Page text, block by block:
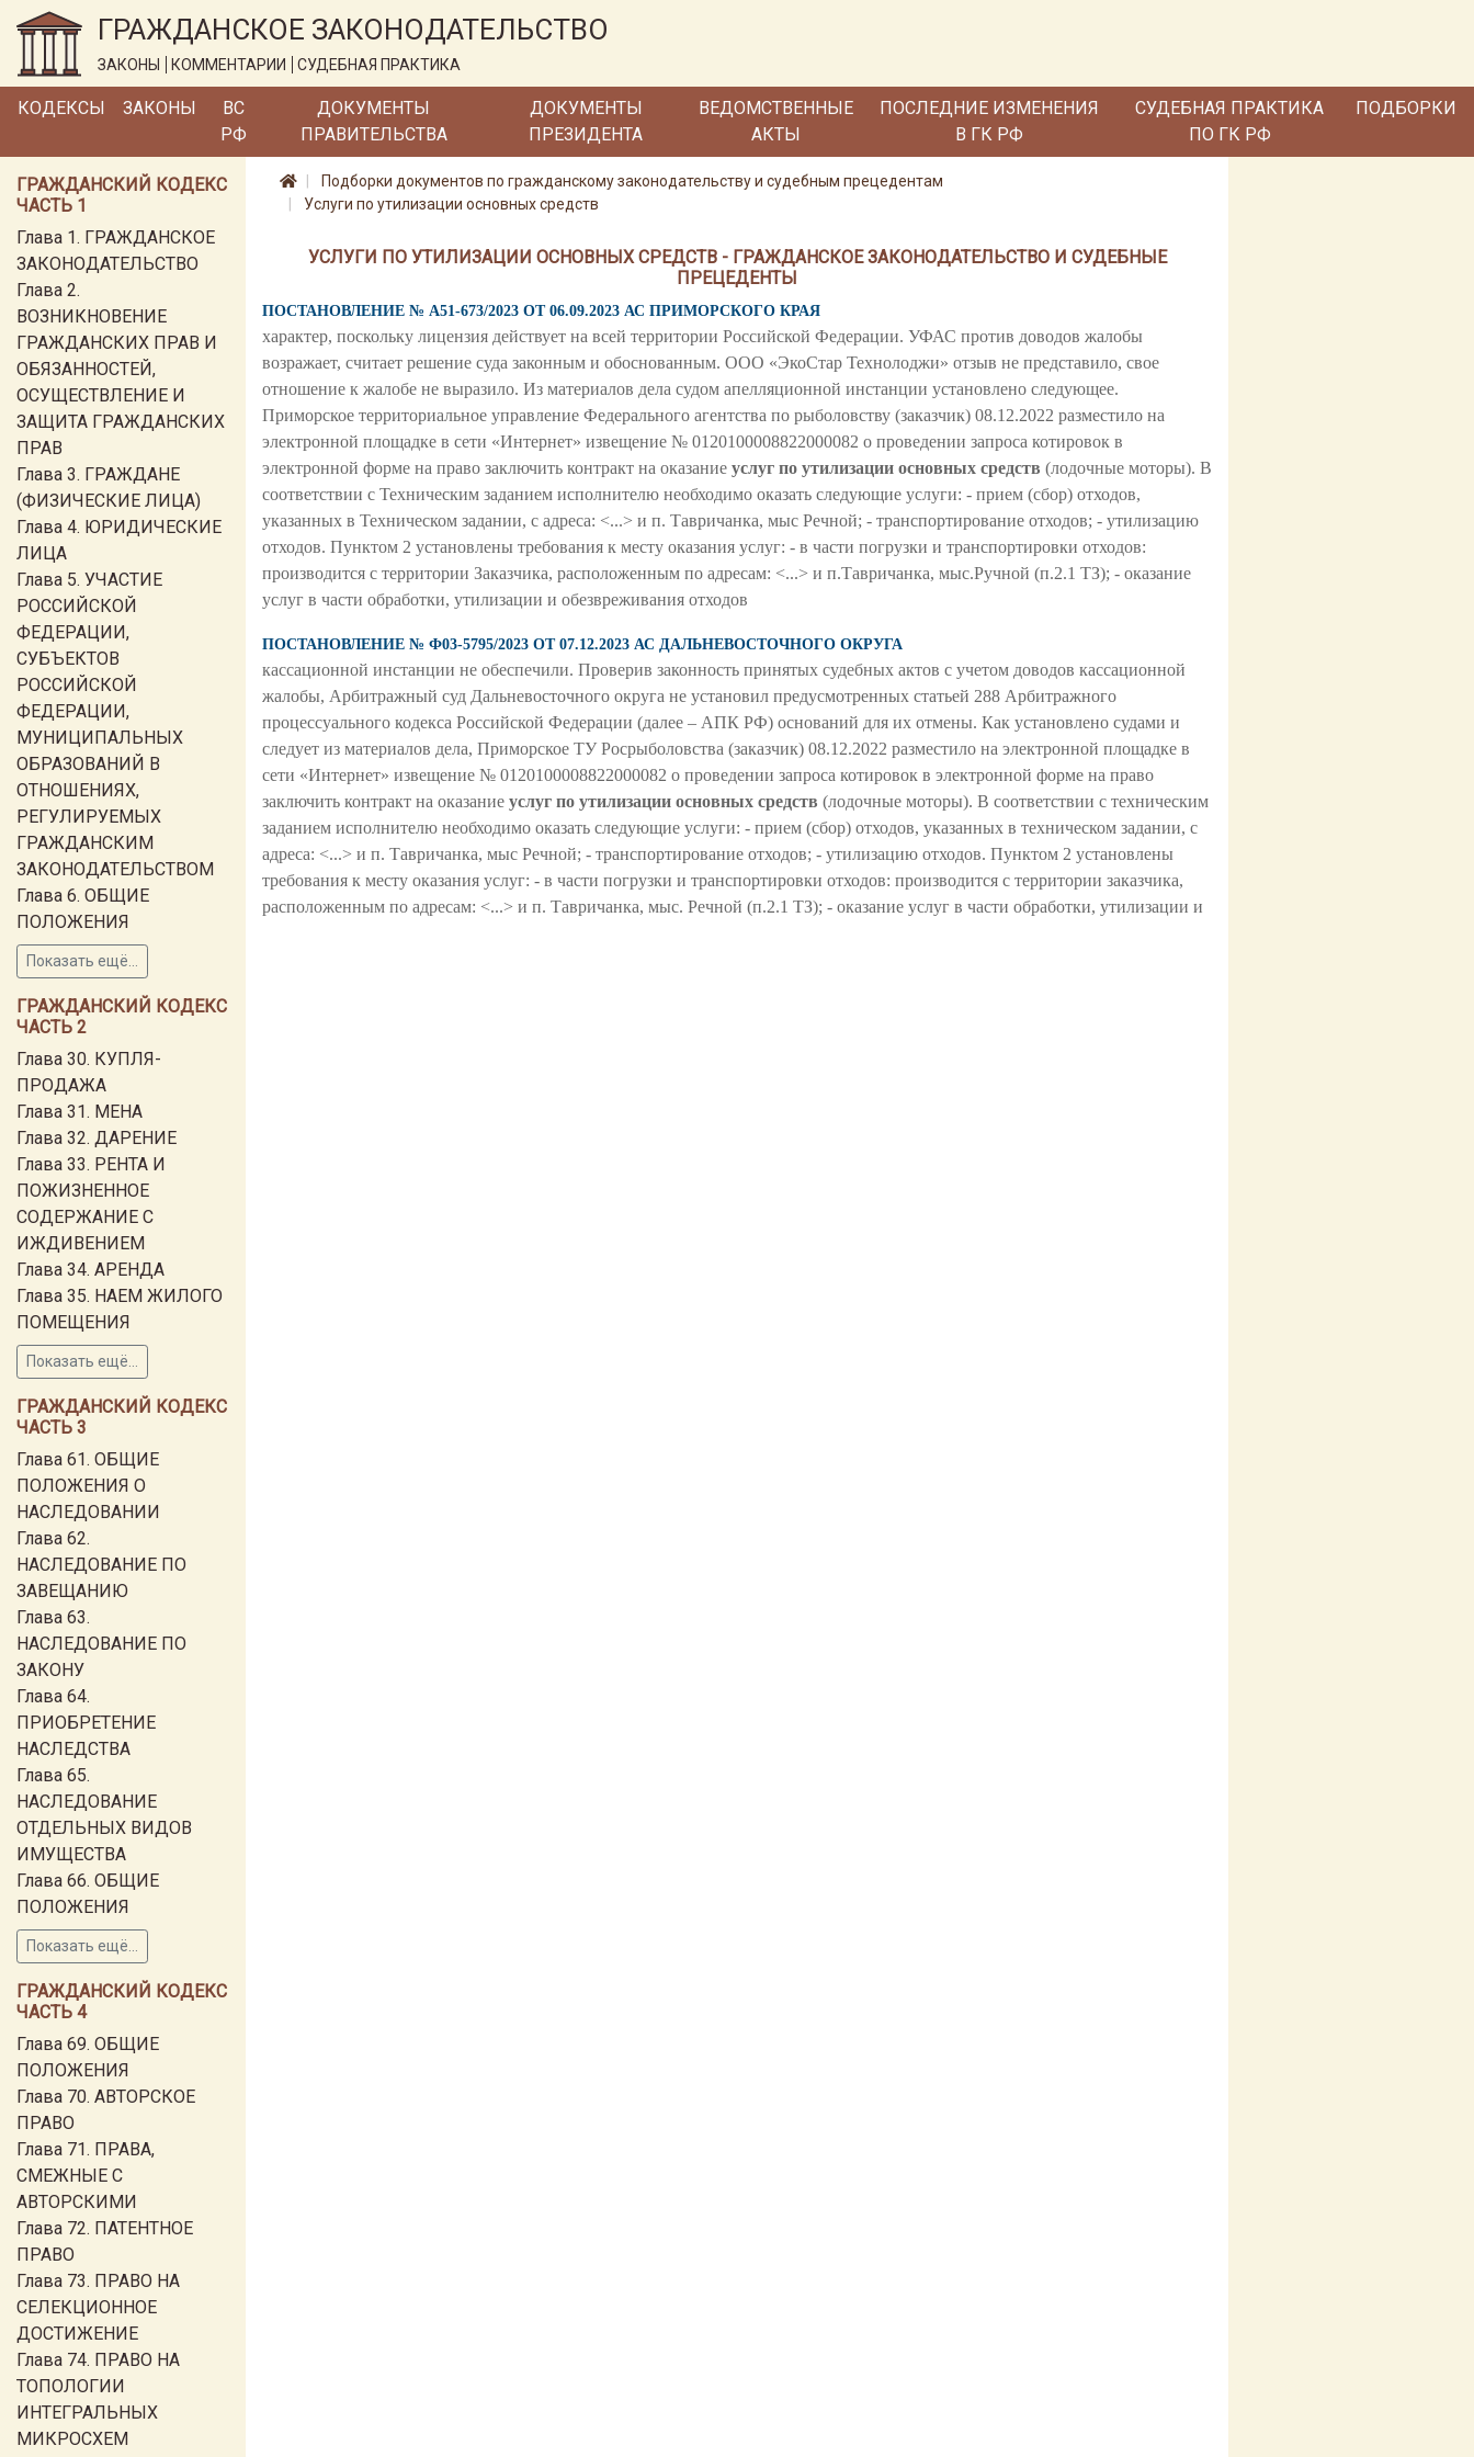
ГРАЖДАНСКОЕ ЗАКОНОДАТЕЛЬСТВО
ЗАКОНЫ КОММЕНТАРИИ СУДЕБНАЯ ПРАКТИКА
КОДЕКСЫ ЗАКОНЫ
ВС
РФ
ДОКУМЕНТЫ
ПРАВИТЕЛЬСТВА
ДОКУМЕНТЫ
ПРЕЗИДЕНТА
ВЕДОМСТВЕННЫЕ
АКТЫ
ПОСЛЕДНИЕ ИЗМЕНЕНИЯ
В ГК РФ
СУДЕБНАЯ ПРАКТИКА
ПО ГК РФ
ПОДБОРКИ
ГРАЖДАНСКИЙ КОДЕКС
ЧАСТЬ 1
Глава 1. ГРАЖДАНСКОЕ
ЗАКОНОДАТЕЛЬСТВО
Глава 2.
ВОЗНИКНОВЕНИЕ
ГРАЖДАНСКИХ ПРАВ И
ОБЯЗАННОСТЕЙ,
ОСУЩЕСТВЛЕНИЕ И
ЗАЩИТА ГРАЖДАНСКИХ
ПРАВ
Глава 3. ГРАЖДАНЕ
(ФИЗИЧЕСКИЕ ЛИЦА)
Глава 4. ЮРИДИЧЕСКИЕ
ЛИЦА
Глава 5. УЧАСТИЕ
РОССИЙСКОЙ
ФЕДЕРАЦИИ,
СУБЪЕКТОВ
РОССИЙСКОЙ
ФЕДЕРАЦИИ,
МУНИЦИПАЛЬНЫХ
ОБРАЗОВАНИЙ В
ОТНОШЕНИЯХ,
РЕГУЛИРУЕМЫХ
ГРАЖДАНСКИМ
ЗАКОНОДАТЕЛЬСТВОМ
Глава 6. ОБЩИЕ
ПОЛОЖЕНИЯ
Показать ещё...
ГРАЖДАНСКИЙ КОДЕКС
ЧАСТЬ 2
Глава 30. КУПЛЯ-
ПРОДАЖА
Глава 31. МЕНА
Глава 32. ДАРЕНИЕ
Глава 33. РЕНТА И
ПОЖИЗНЕННОЕ
СОДЕРЖАНИЕ С
ИЖДИВЕНИЕМ
Глава 34. АРЕНДА
Глава 35. НАЕМ ЖИЛОГО
ПОМЕЩЕНИЯ
Показать ещё...
ГРАЖДАНСКИЙ КОДЕКС
ЧАСТЬ 3
Глава 61. ОБЩИЕ
ПОЛОЖЕНИЯ О
НАСЛЕДОВАНИИ
Глава 62.
НАСЛЕДОВАНИЕ ПО
ЗАВЕЩАНИЮ
Глава 63.
НАСЛЕДОВАНИЕ ПО
ЗАКОНУ
Глава 64.
ПРИОБРЕТЕНИЕ
НАСЛЕДСТВА
Глава 65.
НАСЛЕДОВАНИЕ
ОТДЕЛЬНЫХ ВИДОВ
ИМУЩЕСТВА
Глава 66. ОБЩИЕ
ПОЛОЖЕНИЯ
Показать ещё...
ГРАЖДАНСКИЙ КОДЕКС
ЧАСТЬ 4
Глава 69. ОБЩИЕ
ПОЛОЖЕНИЯ
Глава 70. АВТОРСКОЕ
ПРАВО
Глава 71. ПРАВА,
СМЕЖНЫЕ С
АВТОРСКИМИ
Глава 72. ПАТЕНТНОЕ
ПРАВО
Глава 73. ПРАВО НА
СЕЛЕКЦИОННОЕ
ДОСТИЖЕНИЕ
Глава 74. ПРАВО НА
ТОПОЛОГИИ
ИНТЕГРАЛЬНЫХ
МИКРОСХЕМ
Подборки документов по гражданскому законодательству и судебным прецедентам
Услуги по утилизации основных средств
УСЛУГИ ПО УТИЛИЗАЦИИ ОСНОВНЫХ СРЕДСТВ - ГРАЖДАНСКОЕ ЗАКОНОДАТЕЛЬСТВО И СУДЕБНЫЕ
ПРЕЦЕДЕНТЫ
ПОСТАНОВЛЕНИЕ № А51-673/2023 ОТ 06.09.2023 АС ПРИМОРСКОГО КРАЯ
характер, поскольку лицензия действует на всей территории Российской Федерации. УФАС против доводов жалобы
возражает, считает решение суда законным и обоснованным. ООО «ЭкоСтар Технолоджи» отзыв не представило, свое
отношение к жалобе не выразило. Из материалов дела судом апелляционной инстанции установлено следующее.
Приморское территориальное управление Федерального агентства по рыболовству (заказчик) 08.12.2022 разместило на
электронной площадке в сети «Интернет» извещение № 0120100008822000082 о проведении запроса котировок в
электронной форме на право заключить контракт на оказание услуг по утилизации основных средств (лодочные моторы). В
соответствии с Техническим заданием исполнителю необходимо оказать следующие услуги: - прием (сбор) отходов,
указанных в Техническом задании, с адреса: <...> и п. Тавричанка, мыс Речной; - транспортирование отходов; - утилизацию
отходов. Пунктом 2 установлены требования к месту оказания услуг: - в части погрузки и транспортировки отходов:
производится с территории Заказчика, расположенным по адресам: <...> и п.Тавричанка, мыс.Ручной (п.2.1 ТЗ); - оказание
услуг в части обработки, утилизации и обезвреживания отходов
ПОСТАНОВЛЕНИЕ № Ф03-5795/2023 ОТ 07.12.2023 АС ДАЛЬНЕВОСТОЧНОГО ОКРУГА
кассационной инстанции не обеспечили. Проверив законность принятых судебных актов с учетом доводов кассационной
жалобы, Арбитражный суд Дальневосточного округа не установил предусмотренных статьей 288 Арбитражного
процессуального кодекса Российской Федерации (далее – АПК РФ) оснований для их отмены. Как установлено судами и
следует из материалов дела, Приморское ТУ Росрыболовства (заказчик) 08.12.2022 разместило на электронной площадке в
сети «Интернет» извещение № 0120100008822000082 о проведении запроса котировок в электронной форме на право
заключить контракт на оказание услуг по утилизации основных средств (лодочные моторы). В соответствии с техническим
заданием исполнителю необходимо оказать следующие услуги: - прием (сбор) отходов, указанных в техническом задании, с
адреса: <...> и п. Тавричанка, мыс Речной; - транспортирование отходов; - утилизацию отходов. Пунктом 2 установлены
требования к месту оказания услуг: - в части погрузки и транспортировки отходов: производится с территории заказчика,
расположенным по адресам: <...> и п. Тавричанка, мыс. Речной (п.2.1 ТЗ); - оказание услуг в части обработки, утилизации и